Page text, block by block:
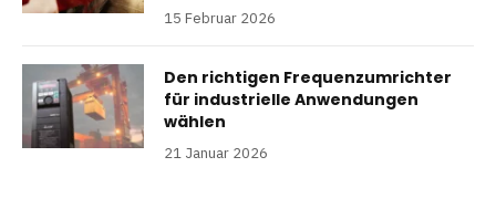
15 Februar 2026
Den richtigen Frequenzumrichter
für industrielle Anwendungen
wählen
21 Januar 2026